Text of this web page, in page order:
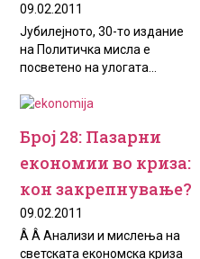
09.02.2011
Јубилејното, 30-то издание
на Политичка мисла е
посветено на улогата...
Број 28: Пазарни
економии во криза:
кон закрепнување?
09.02.2011
Â Â Анализи и мислења на
светската економска криза